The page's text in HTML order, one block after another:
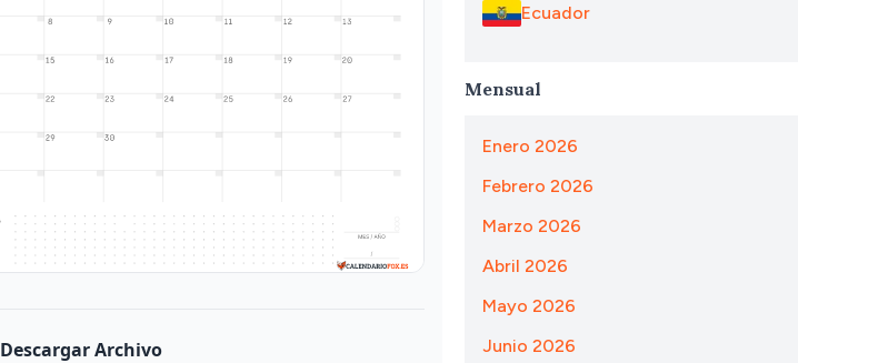
Descargar Archivo
Ecuador
Mensual
Enero 2026
Febrero 2026
Marzo 2026
Abril 2026
Mayo 2026
Junio 2026